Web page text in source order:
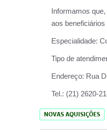
Informamos
aos beneficiários
Especialidade:
Tipo de
Endereço: Rua
Tel.: (21) 2620-
NOVAS AQUISIÇÕES